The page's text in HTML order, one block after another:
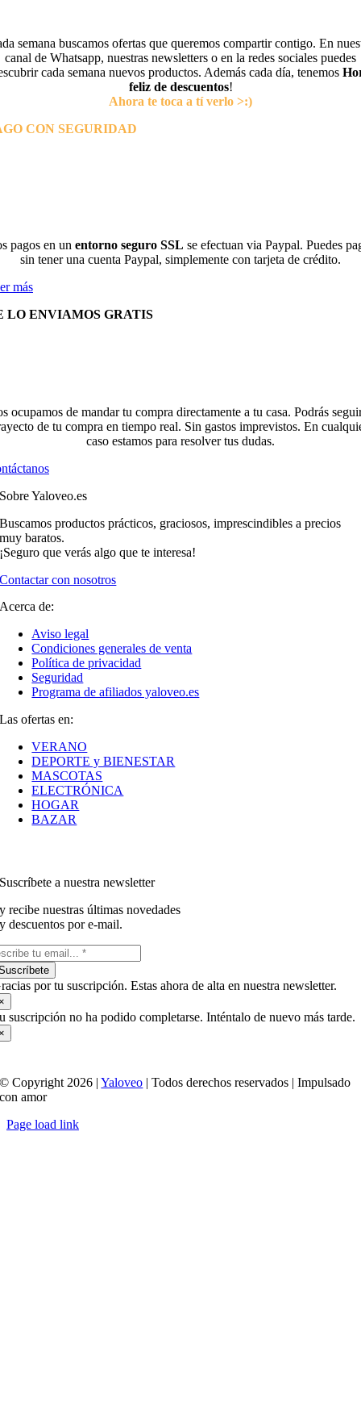
semana buscamos ofertas que queremos compartir contigo. En
canal de Whatsapp, nuestras newsletters o en la redes sociales puedes
cada semana nuevos productos. Además cada día, tenemos
feliz de descuentos!
Ahora te toca a tí verlo >:)
CON SEGURIDAD
pagos en un entorno seguro SSL se efectuan via Paypal. Puedes
sin tener una cuenta Paypal, simplemente con tarjeta de crédito.
más
LO ENVIAMOS GRATIS
ocupamos de mandar tu compra directamente a tu casa. Podrás
de tu compra en tiempo real. Sin gastos imprevistos. En
caso estamos para resolver tus dudas.
Sobre Yaloveo.es
Buscamos productos prácticos, graciosos, imprescindibles a precios
muy baratos.
¡Seguro que verás algo que te interesa!
Contactar con nosotros
Acerca de:
Aviso legal
Condiciones generales de venta
Política de privacidad
Seguridad
Programa de afiliados yaloveo.es
Las ofertas en:
VERANO
DEPORTE y BIENESTAR
MASCOTAS
ELECTRÓNICA
HOGAR
BAZAR
Suscríbete a nuestra newsletter
y recibe nuestras últimas novedades
y descuentos por e-mail.
por tu suscripción. Estas ahora de alta en nuestra newsletter.
suscripción no ha podido completarse. Inténtalo de nuevo más tarde.
© Copyright 2026 |Yaloveo | Todos derechos reservados | Impulsado
con amor
Page load link